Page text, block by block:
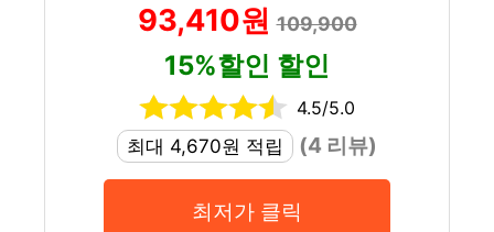
93,410원109,900
15%할인 할인
4.5/5.0
최대 4,670원 적립
(4 리뷰)
최저가 클릭